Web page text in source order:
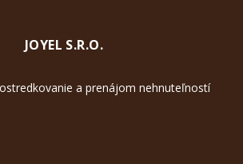
JOYEL S.R.O.
a prenájom nehnuteľností